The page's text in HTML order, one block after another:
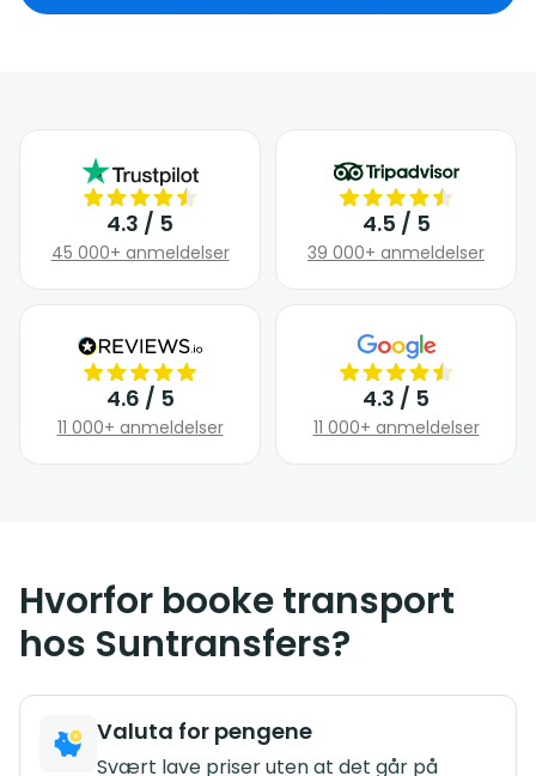
4.3 / 5
45 000+ anmeldelser
4.5 / 5
39 000+ anmeldelser
4.6 / 5
11 000+ anmeldelser
4.3 / 5
11 000+ anmeldelser
Hvorfor booke transport
hos Suntransfers?
Valuta for pengene
Svært lave priser uten at det går på